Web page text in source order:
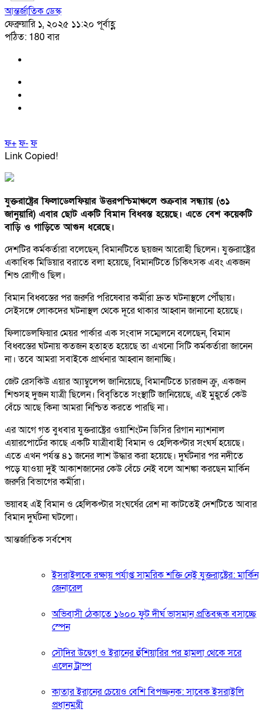
আন্তর্জাতিক ডেস্ক
ফেব্রুয়ারি ১, ২০২৫ ১১:২০ পূর্বাহ্ণ
পঠিত: 180 বার
ফ+ফ-ফ
Link Copied!
যুক্তরাষ্ট্রের ফিলাডেলফিয়ার উত্তরপশ্চিমাঞ্চলে শুক্রবার সন্ধ্যায় (৩১
জানুয়ারি) এবার ছোট একটি বিমান বিধ্বস্ত হয়েছে। এতে বেশ কয়েকটি
বাড়ি ও গাড়িতে আগুন ধরেছে।
দেশটির কর্মকর্তারা বলেছেন, বিমানটিতে ছয়জন আরোহী ছিলেন। যুক্তরাষ্ট্রের
একাধিক মিডিয়ার বরাতে বলা হয়েছে, বিমানটিতে চিকিৎসক এবং একজন
শিশু রোগীও ছিল।
বিমান বিধ্বস্তের পর জরুরি পরিষেবার কর্মীরা দ্রুত ঘটনাস্থলে পৌঁছায়।
সেইসঙ্গে লোকদের ঘটনাস্থল থেকে দূরে থাকার আহ্বান জানানো হয়েছে।
ফিলাডেলফিয়ার মেয়র পার্কার এক সংবাদ সম্মেলনে বলেছেন, বিমান
বিধ্বস্তের ঘটনায় কতজন হতাহত হয়েছে তা এখনো সিটি কর্মকর্তারা জানেন
না। তবে আমরা সবাইকে প্রার্থনার আহ্বান জানাচ্ছি।
জেট রেসকিউ এয়ার অ্যাম্বুলেন্স জানিয়েছে, বিমানটিতে চারজন ক্রু, একজন
শিশুসহ দুজন যাত্রী ছিলেন। বিবৃতিতে সংস্থাটি জানিয়েছে, এই মুহূর্তে কেউ
বেঁচে আছে কিনা আমরা নিশ্চিত করতে পারছি না।
এর আগে গত বুধবার যুক্তরাষ্ট্রের ওয়াশিংটন ডিসির রিগান ন্যাশনাল
এয়ারপোর্টের কাছে একটি যাত্রীবাহী বিমান ও হেলিকপ্টার সংঘর্ষ হয়েছে।
এতে এখন পর্যন্ত ৪১ জনের লাশ উদ্ধার করা হয়েছে। দুর্ঘটনার পর নদীতে
পড়ে যাওয়া দুই আকাশজানের কেউ বেঁচে নেই বলে আশঙ্কা করছেন মার্কিন
জরুরি বিভাগের কর্মীরা।
ভয়াবহ এই বিমান ও হেলিকপ্টার সংঘর্ষের রেশ না কাটতেই দেশটিতে আবার
বিমান দুর্ঘটনা ঘটলো।
আন্তর্জাতিক সর্বশেষ
ইসরাইলকে রক্ষায় পর্যাপ্ত সামরিক শক্তি নেই যুক্তরাষ্ট্রের: মার্কিন
জেনারেল
অভিবাসী ঠেকাতে ১৬০০ ফুট দীর্ঘ ভাসমান প্রতিবন্ধক বসাচ্ছে
স্পেন
সৌদির উদ্বেগ ও ইরানের হুঁশিয়ারির পর হামলা থেকে সরে
এলেন ট্রাম্প
কাতার ইরানের চেয়েও বেশি বিপজ্জনক: সাবেক ইসরাইলি
প্রধানমন্ত্রী